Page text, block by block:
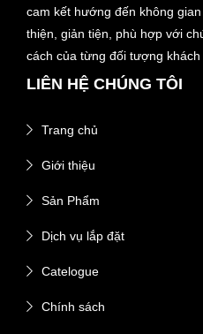
cam kết hướng đến không
thiện, giản tiện, phù hợp với
cách của từng đối tượng khách
LIÊN HỆ CHÚNG TÔI
Trang chủ
Giới thiệu
Sản Phẩm
Dịch vụ lắp đặt
Catelogue
Chính sách